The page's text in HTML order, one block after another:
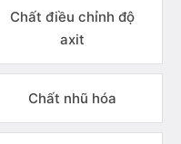
Chất điều chỉnh độ
axit
Chất nhũ hóa